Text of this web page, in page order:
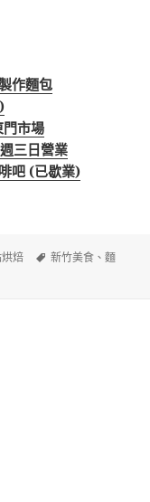
作麵包
市場
三日營業
吧 (已歇業)
焙
標
新竹美食 、麵